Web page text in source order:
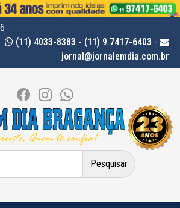
(11) 4033-8383 - (11) 9.7417-6403 -
jornal@jornalemdia.com.br